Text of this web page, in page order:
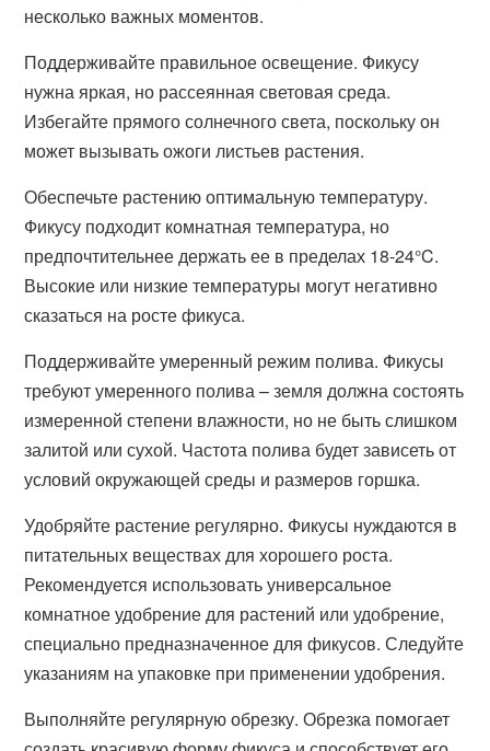
несколько важных моментов.
Поддерживайте правильное освещение. Фикусу
нужна яркая, но рассеянная световая среда.
Избегайте прямого солнечного света, поскольку он
может вызывать ожоги листьев растения.
Обеспечьте растению оптимальную температуру.
Фикусу подходит комнатная температура, но
предпочтительнее держать ее в пределах 18-24°C.
Высокие или низкие температуры могут негативно
сказаться на росте фикуса.
Поддерживайте умеренный режим полива. Фикусы
требуют умеренного полива – земля должна состоять
измеренной степени влажности, но не быть слишком
залитой или сухой. Частота полива будет зависеть от
условий окружающей среды и размеров горшка.
Удобряйте растение регулярно. Фикусы нуждаются в
питательных веществах для хорошего роста.
Рекомендуется использовать универсальное
комнатное удобрение для растений или удобрение,
специально предназначенное для фикусов. Следуйте
указаниям на упаковке при применении удобрения.
Выполняйте регулярную обрезку. Обрезка помогает